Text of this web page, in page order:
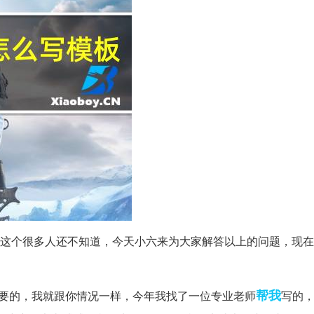
个很多人还不知道，今天小六来为大家解答以上的问题，现
的，我就跟你情况一样，今年我找了一位专业老师帮我写的